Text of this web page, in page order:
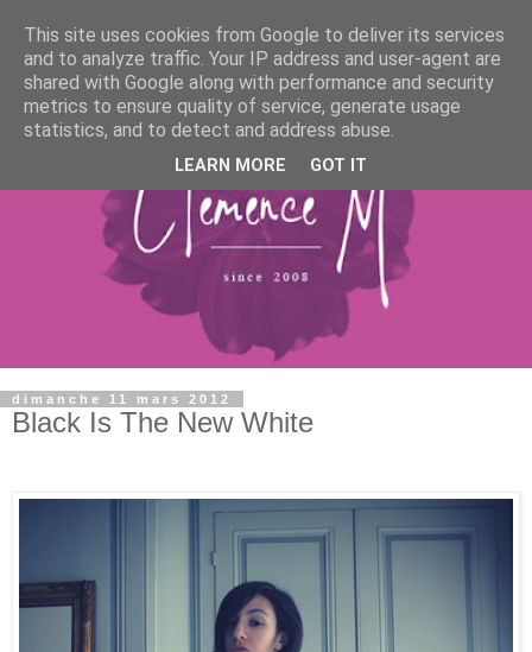
dimanche 11 mars 2012
Black Is The New White
This site uses cookies from Google to deliver its services
and to analyze traffic. Your IP address and user-agent are
shared with Google along with performance and security
metrics to ensure quality of service, generate usage
statistics, and to detect and address abuse.
LEARN MORE GOT IT